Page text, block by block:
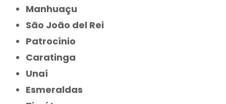
Manhuaçu
São João del Rei
Patrocínio
Caratinga
Unaí
Esmeraldas